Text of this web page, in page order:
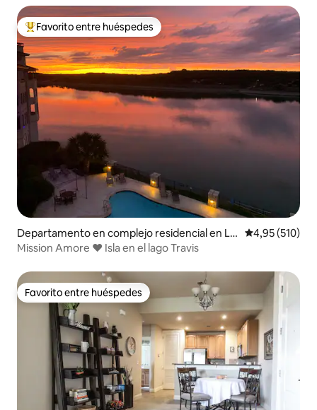
Favorito entre los huéspedes más destacados
Favorito entre huéspedes
Departamento en complejo residencial en La
go Vista
Calificación
4,95 (510)
Mission Amore ❤️ Isla en el lago Travis
Favorito entre huéspedes
Favorito entre huéspedes